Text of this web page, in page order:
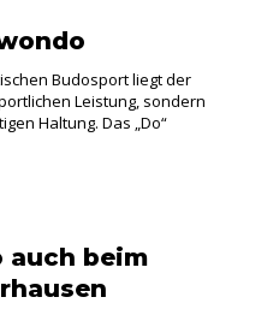
Budosport liegt der
Leistung, sondern
Haltung. Das „Do“
auch beim